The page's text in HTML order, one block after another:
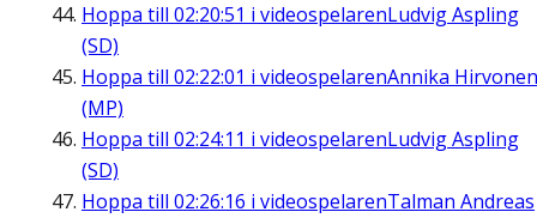
Hoppa till 02:20:51 i videospelarenLudvig Aspling
(SD)
Hoppa till 02:22:01 i videospelarenAnnika Hirvonen
(MP)
Hoppa till 02:24:11 i videospelarenLudvig Aspling
(SD)
Hoppa till 02:26:16 i videospelarenTalman Andreas